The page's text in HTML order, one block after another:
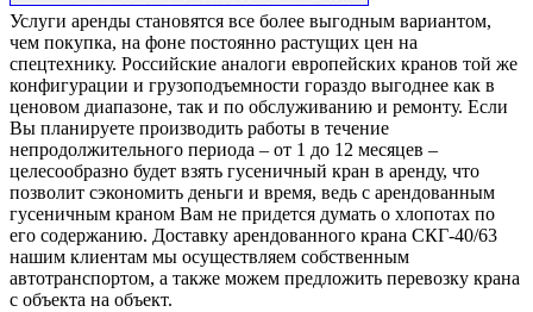
Услуги аренды становятся все более выгодным вариантом,
чем покупка, на фоне постоянно растущих цен на
спецтехнику. Российские аналоги европейских кранов той же
конфигурации и грузоподъемности гораздо выгоднее как в
ценовом диапазоне, так и по обслуживанию и ремонту. Если
Вы планируете производить работы в течение
непродолжительного периода – от 1 до 12 месяцев –
целесообразно будет взять гусеничный кран в аренду, что
позволит сэкономить деньги и время, ведь с арендованным
гусеничным краном Вам не придется думать о хлопотах по
его содержанию. Доставку арендованного крана СКГ-40/63
нашим клиентам мы осуществляем собственным
автотранспортом, а также можем предложить перевозку крана
с объекта на объект.